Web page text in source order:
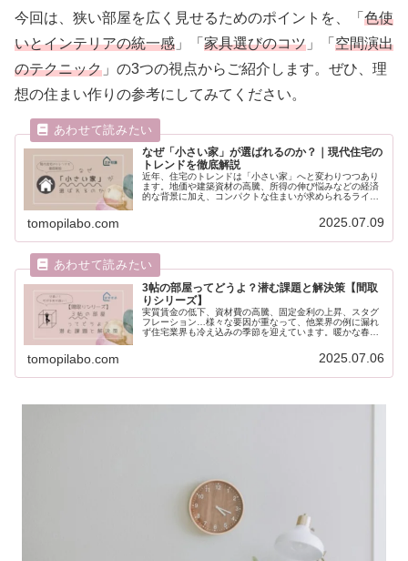
今回は、狭い部屋を広く見せるためのポイントを、「 色使
いとインテリアの統一感 」「 家具選びのコツ 」「 空間演出
のテクニック 」の3つの視点からご紹介します。ぜひ、理
想の住まい作りの参考にしてみてください。
なぜ「小さい家」が選ばれるのか？｜現代住宅の
トレンドを徹底解説
近年、住宅のトレンドは「小さい家」へと変わりつつあり
ます。地価や建築資材の高騰、所得の伸び悩みなどの経済
的な背景に加え、コンパクトな住まいが求められるライフ
tomopilabo.com 2025.07.09
3帖の部屋ってどうよ？潜む課題と解決策【間取
りシリーズ】
実質賃金の低下、資材費の高騰、固定金利の上昇、スタグ
フレーション…様々な要因が重なって、他業界の例に漏れ
ず住宅業界も冷え込みの季節を迎えています。暖かな春は
tomopilabo.com 2025.07.06